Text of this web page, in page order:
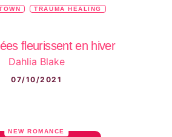
TRAUMA HEALING
fleurissent en hiver
Dahlia Blake
07/10/2021
NEW ROMANCE